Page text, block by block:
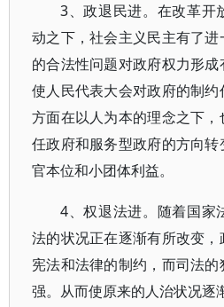
3、政退民进。在改革开
动之下，社会主义民主有了
的合法性问题对政府权力形
使人民代表大会对政府的制
方面在以人为本的理念之下
任政府和服务型政府的方向
官本位和小团体利益。
4、权退法进。随着国家
法的状况正在逐渐有所改变
宪法和法律的制约，而司法
强。从而使原来的人治状况逐